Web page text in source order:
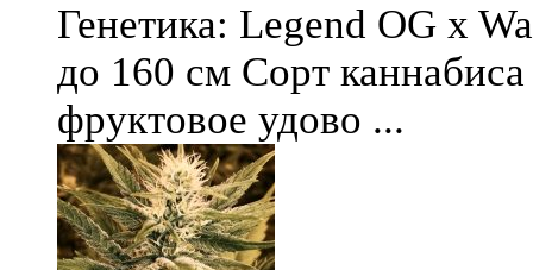
Генетика: Legend OG x
до 160 см Сорт
фруктовое удово ...